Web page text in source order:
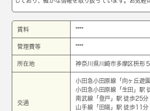
賃料 ****
管理費等 ****
所在地 神奈川県川崎市多摩区枡形
交通
小田急小田原線 「 向ヶ丘遊園
小田急小田原線 「 生田 」駅
南武線 「 登戸 」駅 徒歩25分
山手線 「 田端 」駅 徒歩11分